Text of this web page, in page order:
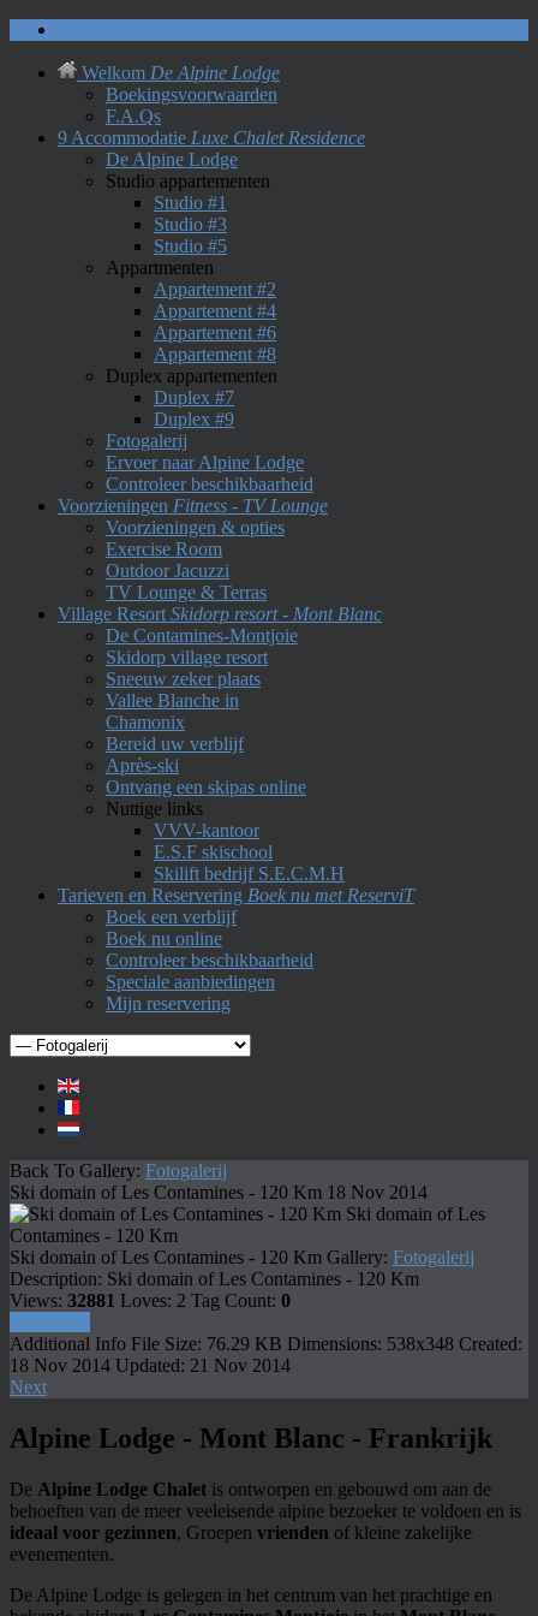
Welkom De Alpine Lodge
Boekingsvoorwaarden
F.A.Qs
9 Accommodatie Luxe Chalet Residence
De Alpine Lodge
Studio appartementen
Studio #1
Studio #3
Studio #5
Appartmenten
Appartement #2
Appartement #4
Appartement #6
Appartement #8
Duplex appartementen
Duplex #7
Duplex #9
Fotogalerij
Ervoer naar Alpine Lodge
Controleer beschikbaarheid
Voorzieningen Fitness - TV Lounge
Voorzieningen & opties
Exercise Room
Outdoor Jacuzzi
TV Lounge & Terras
Village Resort Skidorp resort - Mont Blanc
De Contamines-Montjoie
Skidorp village resort
Sneeuw zeker plaats
Vallee Blanche in
Chamonix
Bereid uw verblijf
Après-ski
Ontvang een skipas online
Nuttige links
VVV-kantoor
E.S.F skischool
Skilift bedrijf S.E.C.M.H
Tarieven en Reservering Boek nu met ReserviT
Boek een verblijf
Boek nu online
Controleer beschikbaarheid
Speciale aanbiedingen
Mijn reservering
Back To Gallery: Fotogalerij
Ski domain of Les Contamines - 120 Km 18 Nov 2014
Ski domain of Les
Contamines - 120 Km
Ski domain of Les Contamines - 120 Km Gallery: Fotogalerij
Description: Ski domain of Les Contamines - 120 Km
Views: 32881 Loves: 2 Tag Count: 0
Additional Info File Size: 76.29 KB Dimensions: 538x348 Created:
18 Nov 2014 Updated: 21 Nov 2014
Next
Alpine Lodge - Mont Blanc - Frankrijk
De Alpine Lodge Chalet is ontworpen en gebouwd om aan de
behoeften van de meer veeleisende alpine bezoeker te voldoen en is
ideaal voor gezinnen, Groepen vrienden of kleine zakelijke
evenementen.
De Alpine Lodge is gelegen in het centrum van het prachtige en